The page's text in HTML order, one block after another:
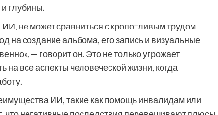
глубины.
не может сравниться с кропотливым трудом
на создание альбома, его запись и визуальные
— говорит он. Это не только угрожает
на все аспекты человеческой жизни, когда
ИИ, такие как помощь инвалидам или